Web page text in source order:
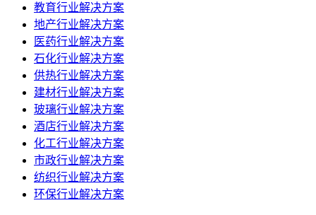
教育行业解决方案
地产行业解决方案
医药行业解决方案
石化行业解决方案
供热行业解决方案
建材行业解决方案
玻璃行业解决方案
酒店行业解决方案
化工行业解决方案
市政行业解决方案
纺织行业解决方案
环保行业解决方案